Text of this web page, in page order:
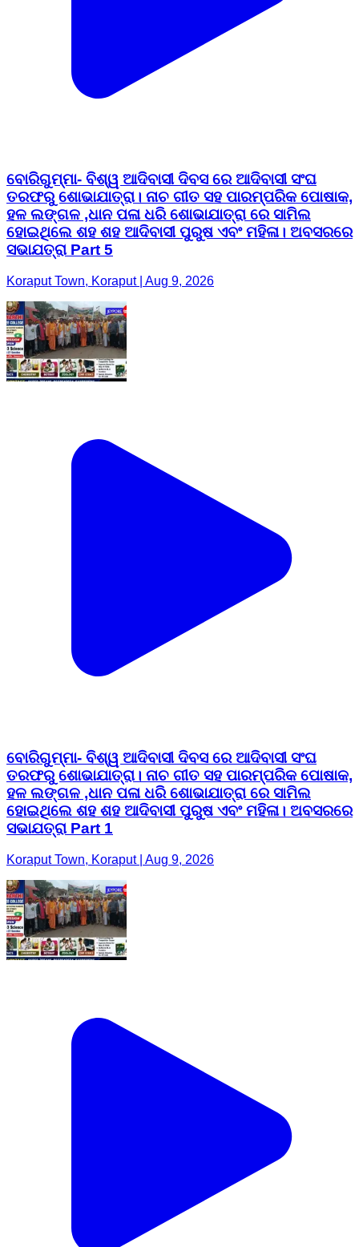
ବୋରିଗୁମ୍ମା- ବିଶ୍ୱ ଆଦିବାସୀ ଦିବସ ରେ ଆଦିବାସୀ ସଂଘ
ତରଫରୁ ଶୋଭାଯାତ୍ରା। ନାଚ ଗୀତ ସହ ପାରମ୍ପରିକ ପୋଷାକ,
ହଳ ଲଙ୍ଗଳ ,ଧାନ ପଳା ଧରି ଶୋଭାଯାତ୍ରା ରେ ସାମିଲ
ହୋଇଥିଲେ ଶହ ଶହ ଆଦିବାସୀ ପୁରୁଷ ଏବଂ ମହିଳା। ଅବସରରେ
ସଭାଯତ୍ରା Part 5
Koraput Town, Koraput | Aug 9, 2026
ବୋରିଗୁମ୍ମା- ବିଶ୍ୱ ଆଦିବାସୀ ଦିବସ ରେ ଆଦିବାସୀ ସଂଘ
ତରଫରୁ ଶୋଭାଯାତ୍ରା। ନାଚ ଗୀତ ସହ ପାରମ୍ପରିକ ପୋଷାକ,
ହଳ ଲଙ୍ଗଳ ,ଧାନ ପଳା ଧରି ଶୋଭାଯାତ୍ରା ରେ ସାମିଲ
ହୋଇଥିଲେ ଶହ ଶହ ଆଦିବାସୀ ପୁରୁଷ ଏବଂ ମହିଳା। ଅବସରରେ
ସଭାଯତ୍ରା Part 1
Koraput Town, Koraput | Aug 9, 2026